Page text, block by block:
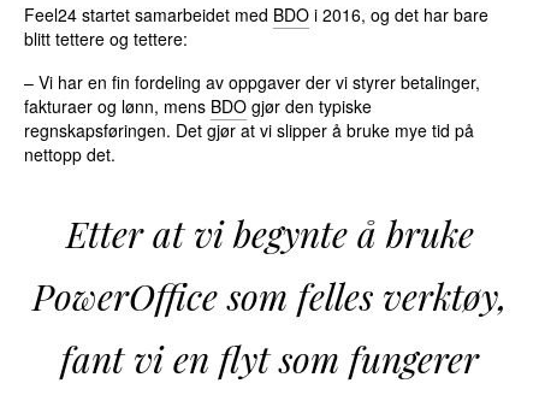
Feel24 startet samarbeidet med BDO i 2016, og det har bare
blitt tettere og tettere:
– Vi har en fin fordeling av oppgaver der vi styrer betalinger,
fakturaer og lønn, mens BDO gjør den typiske
regnskapsføringen. Det gjør at vi slipper å bruke mye tid på
nettopp det.
Etter at vi begynte å bruke
PowerOffice som felles verktøy,
fant vi en flyt som fungerer